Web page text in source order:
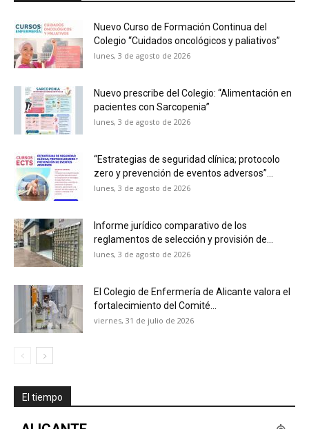
Nuevo Curso de Formación Continua del
Colegio “Cuidados oncológicos y paliativos”
lunes, 3 de agosto de 2026
Nuevo prescribe del Colegio: “Alimentación en
pacientes con Sarcopenia”
lunes, 3 de agosto de 2026
“Estrategias de seguridad clínica; protocolo
zero y prevención de eventos adversos”...
lunes, 3 de agosto de 2026
Informe jurídico comparativo de los
reglamentos de selección y provisión de...
lunes, 3 de agosto de 2026
El Colegio de Enfermería de Alicante valora el
fortalecimiento del Comité...
viernes, 31 de julio de 2026
El tiempo